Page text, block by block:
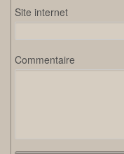
Site internet
Commentaire